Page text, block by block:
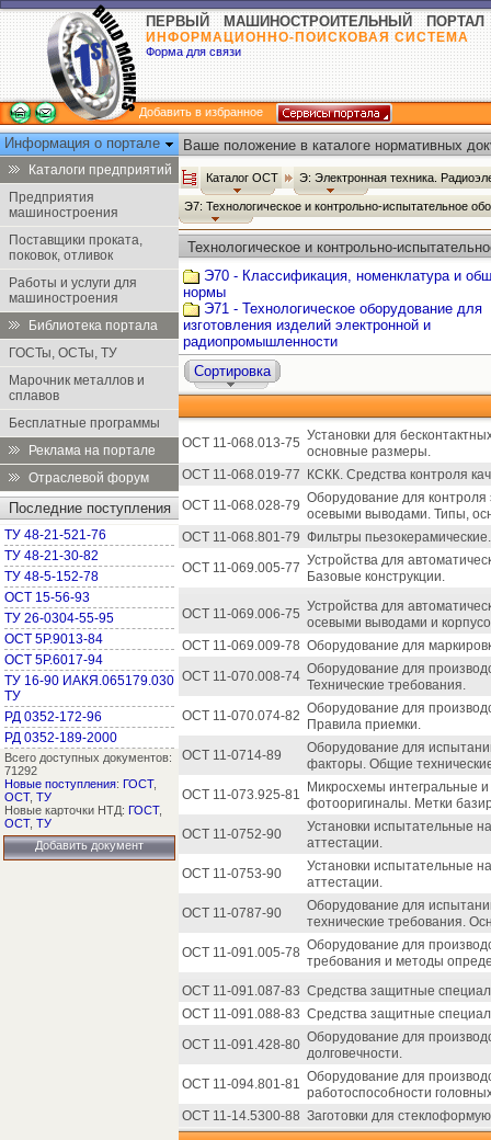
ПЕРВЫЙ МАШИНОСТРОИТЕЛЬНЫЙ ПОРТАЛ
ИНФОРМАЦИОННО-ПОИСКОВАЯ СИСТЕМА
Форма для связи
Добавить в избранное
Информация о портале
Каталоги предприятий
Предприятия
машиностроения
Поставщики проката,
поковок, отливок
Работы и услуги для
машиностроения
Библиотека портала
ГОСТы, ОСТы, ТУ
Марочник металлов и
сплавов
Бесплатные программы
Реклама на портале
Отраслевой форум
Последние поступления
ТУ 48-21-521-76
ТУ 48-21-30-82
ТУ 48-5-152-78
ОСТ 15-56-93
ТУ 26-0304-55-95
ОСТ 5Р.9013-84
ОСТ 5Р.6017-94
ТУ 16-90 ИАКЯ.065179.030
ТУ
РД 0352-172-96
РД 0352-189-2000
Всего доступных документов:
71292
Новые поступления: ГОСТ,
ОСТ, ТУ
Новые карточки НТД: ГОСТ,
ОСТ, ТУ
Добавить документ
Ваше положение в каталоге нормативных
Каталог ОСТ Э: Электронная техника.
Э7: Технологическое и контрольно-испытательное
Технологическое и контрольно-
радиоэлектроники - Каталог ОСТ
Э70 - Классификация, номенклатура и
нормы
Э71 - Технологическое оборудование для
изготовления изделий электронной и
радиопромышленности
Сортировка
ОСТ 11-068.013-75 Установки для
основные размеры.
ОСТ 11-068.019-77
КСКК. Средства контроля
ОСТ 11-068.028-79 Оборудование для контроля
осевыми выводами. Типы,
ОСТ 11-068.801-79 Фильтры
ОСТ 11-069.005-77 Устройства для
Базовые конструкции.
ОСТ 11-069.006-75 Устройства для
осевыми выводами и
ОСТ 11-069.009-78 Оборудование для
ОСТ 11-070.008-74 Оборудование для
Технические требования.
ОСТ 11-070.074-82 Оборудование для
Правила приемки.
ОСТ 11-0714-89
Оборудование для
факторы. Общие
ОСТ 11-073.925-81
Микросхемы интегральные
фотооригиналы. Метки
ОСТ 11-0752-90
Установки испытательные
аттестации.
ОСТ 11-0753-90
Установки испытательные
аттестации.
ОСТ 11-0787-90
Оборудование для
технические требования.
ОСТ 11-091.005-78 Оборудование для
требования и методы
ОСТ 11-091.087-83 Средства защитные
ОСТ 11-091.088-83 Средства защитные
ОСТ 11-091.428-80 Оборудование для
долговечности.
ОСТ 11-094.801-81 Оборудование для
работоспособности
ОСТ 11-14.5300-88 Заготовки для